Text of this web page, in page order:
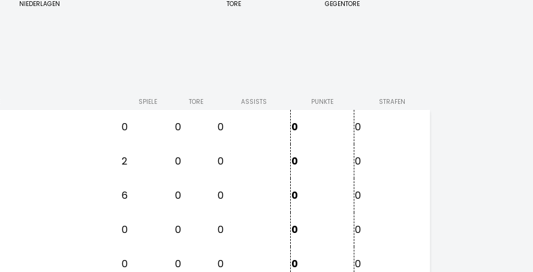
NIEDERLAGEN TORE GEGENTORE
SPIELE TORE ASSISTS PUNKTE STRAFEN
0 0 0 0 0
2 0 0 0 0
6 0 0 0 0
0 0 0 0 0
0 0 0 0 0